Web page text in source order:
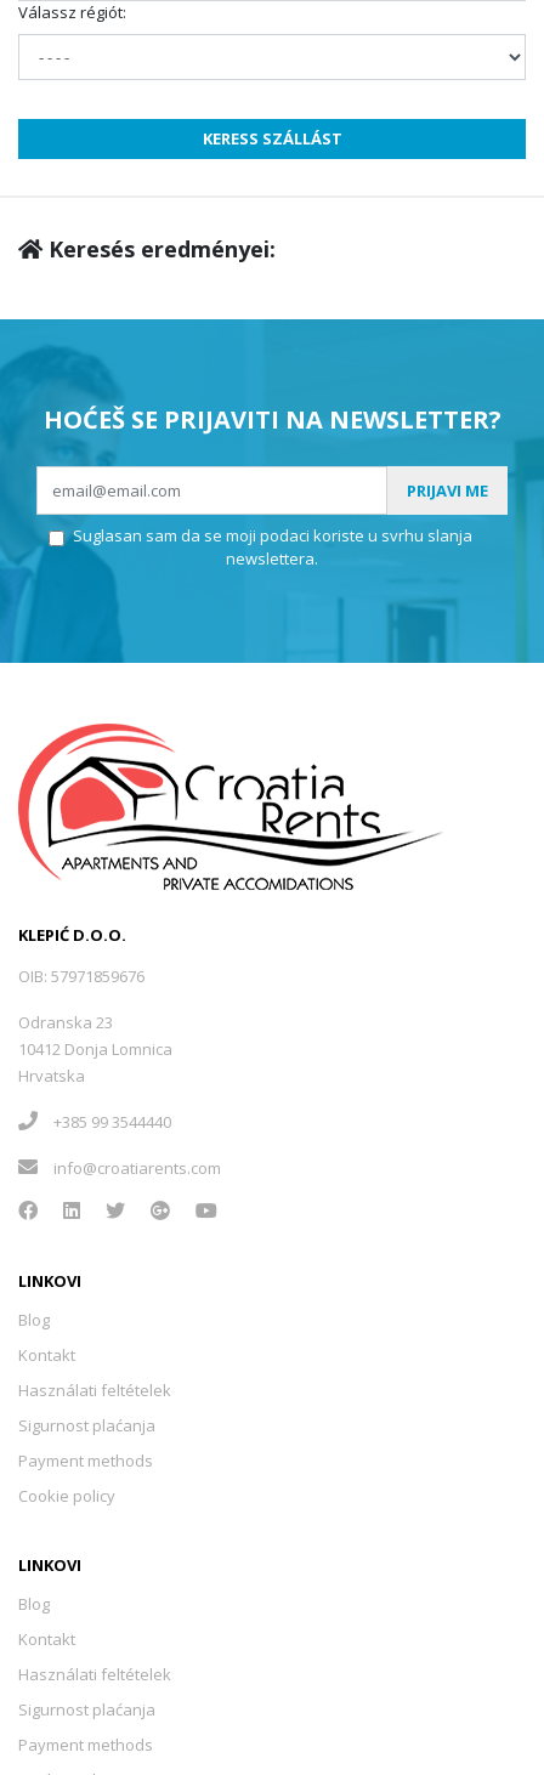
Válassz régiót:
Keresés eredményei:
HOĆEŠ SE PRIJAVITI NA NEWSLETTER?
PRIJAVI ME
Suglasan sam da se moji podaci koriste u svrhu slanja
newslettera.
KLEPIĆ D.O.O.
OIB: 57971859676
Odranska 23
10412 Donja Lomnica
Hrvatska
+385 99 3544440
info@croatiarents.com
LINKOVI
Blog
Kontakt
Használati feltételek
Sigurnost plaćanja
Payment methods
Cookie policy
LINKOVI
Blog
Kontakt
Használati feltételek
Sigurnost plaćanja
Payment methods